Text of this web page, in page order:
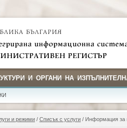
И ОРГАНИ НА
и режими / Списък с услуги / Информация за